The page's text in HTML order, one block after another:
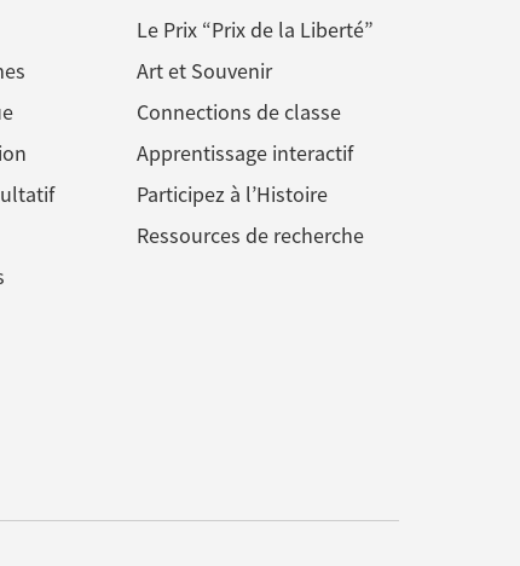
Le Prix “Prix de la Liberté”
Art et Souvenir
Connections de classe
Apprentissage interactif
Participez à l’Histoire
Ressources de recherche